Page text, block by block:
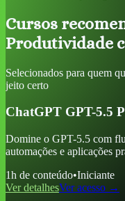
Cursos
Produtividade
Selecionados para quem
jeito certo
ChatGPT GPT-5.5
Domine o GPT-5.5 com
automações e aplicações
1h de conteúdo•Iniciante
Ver detalhesVer acesso →